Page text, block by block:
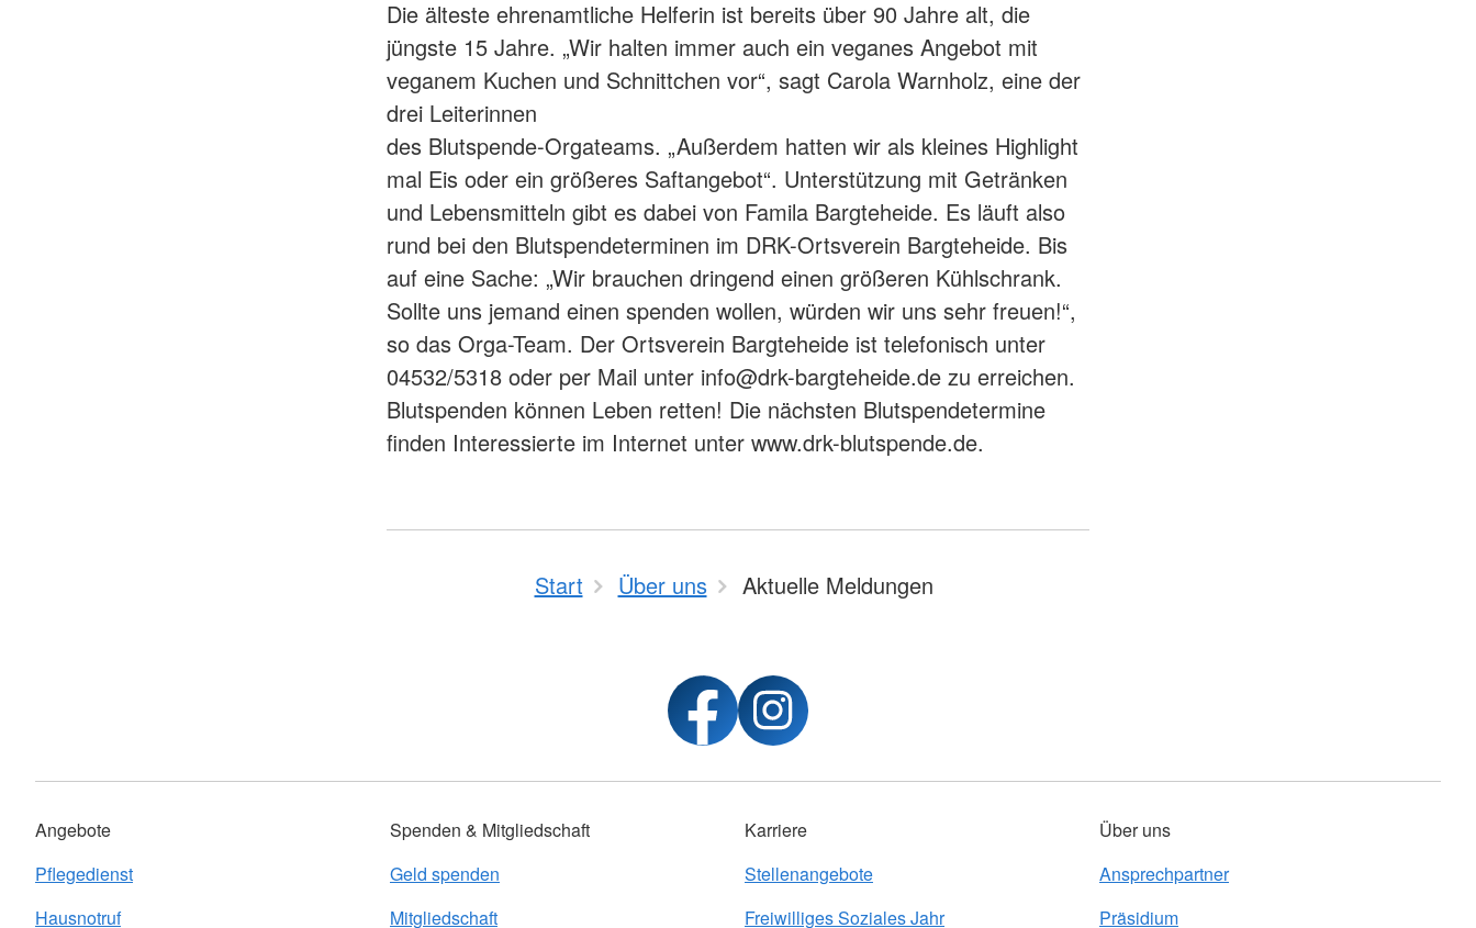
Die älteste ehrenamtliche Helferin ist bereits über 90 Jahre alt, die
jüngste 15 Jahre. „Wir halten immer auch ein veganes Angebot mit
veganem Kuchen und Schnittchen vor“, sagt Carola Warnholz, eine der
drei Leiterinnen
des Blutspende-Orgateams. „Außerdem hatten wir als kleines Highlight
mal Eis oder ein größeres Saftangebot“. Unterstützung mit Getränken
und Lebensmitteln gibt es dabei von Famila Bargteheide. Es läuft also
rund bei den Blutspendeterminen im DRK-Ortsverein Bargteheide. Bis
auf eine Sache: „Wir brauchen dringend einen größeren Kühlschrank.
Sollte uns jemand einen spenden wollen, würden wir uns sehr freuen!“,
so das Orga-Team. Der Ortsverein Bargteheide ist telefonisch unter
04532/5318 oder per Mail unter info@drk-bargteheide.de zu erreichen.
Blutspenden können Leben retten! Die nächsten Blutspendetermine
finden Interessierte im Internet unter www.drk-blutspende.de.
Start Über uns Aktuelle Meldungen
Angebote
Pflegedienst
Hausnotruf
Spenden & Mitgliedschaft
Geld spenden
Mitgliedschaft
Karriere
Stellenangebote
Freiwilliges Soziales Jahr
Über uns
Ansprechpartner
Präsidium